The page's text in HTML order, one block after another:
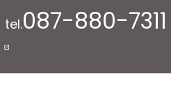
tel.087-880-7311